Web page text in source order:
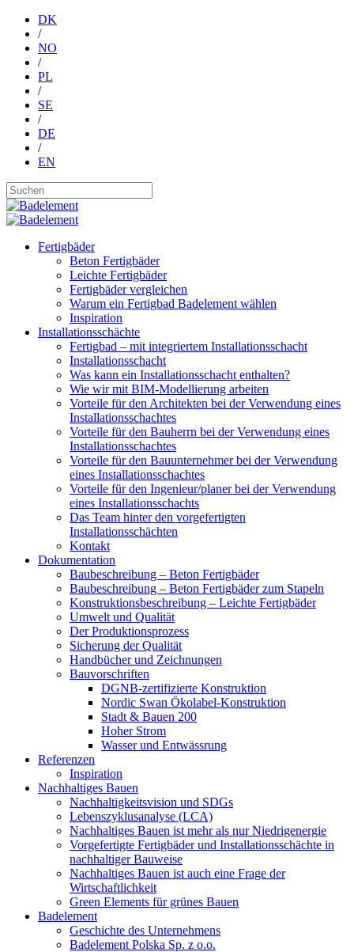
DK
/
NO
/
PL
/
SE
/
DE
/
EN
Fertigbäder
Beton Fertigbäder
Leichte Fertigbäder
Fertigbäder vergleichen
Warum ein Fertigbad Badelement wählen
Inspiration
Installationsschächte
Fertigbad – mit integriertem Installationsschacht
Installationsschacht
Was kann ein Installationsschacht enthalten?
Wie wir mit BIM-Modellierung arbeiten
Vorteile für den Architekten bei der Verwendung eines
Installationsschachtes
Vorteile für den Bauherrn bei der Verwendung eines
Installationsschachtes
Vorteile für den Bauunternehmer bei der Verwendung
eines Installationsschachtes
Vorteile für den Ingenieur/planer bei der Verwendung
eines Installationsschachts
Das Team hinter den vorgefertigten
Installationsschächten
Kontakt
Dokumentation
Baubeschreibung – Beton Fertigbäder
Baubeschreibung – Beton Fertigbäder zum Stapeln
Konstruktionsbeschreibung – Leichte Fertigbäder
Umwelt und Qualität
Der Produktionsprozess
Sicherung der Qualität
Handbücher und Zeichnungen
Bauvorschriften
DGNB-zertifizierte Konstruktion
Nordic Swan Ökolabel-Konstruktion
Stadt & Bauen 200
Hoher Strom
Wasser und Entwässrung
Referenzen
Inspiration
Nachhaltiges Bauen
Nachhaltigkeitsvision und SDGs
Lebenszyklusanalyse (LCA)
Nachhaltiges Bauen ist mehr als nur Niedrigenergie
Vorgefertigte Fertigbäder und Installationsschächte in
nachhaltiger Bauweise
Nachhaltiges Bauen ist auch eine Frage der
Wirtschaftlichkeit
Green Elements für grünes Bauen
Badelement
Geschichte des Unternehmens
Badelement Polska Sp. z o.o.